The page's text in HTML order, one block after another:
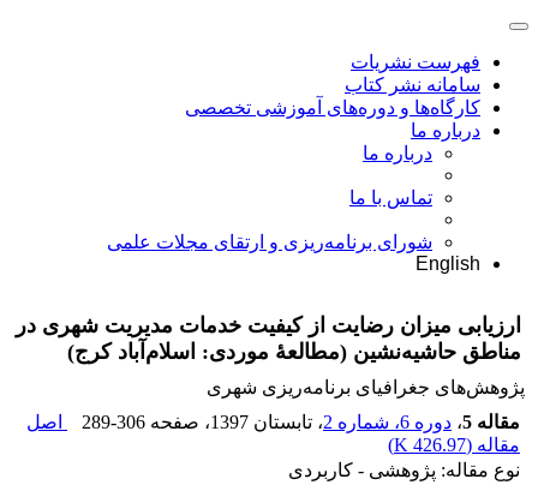
فهرست نشریات
سامانه نشر کتاب
کارگاه‌ها و دوره‌های آموزشی تخصصی
درباره ما
درباره ما
تماس با ما
شورای برنامه‌ریزی و ارتقای مجلات علمی
English
ارزیابی میزان رضایت از کیفیت خدمات مدیریت شهری در
مناطق حاشیه‌نشین (مطالعۀ موردی: اسلام‌آباد کرج)
پژوهش‌های جغرافیای برنامه‌ریزی شهری
مقاله 5
، دوره 6، شماره 2 ، تابستان 1397 ، صفحه 289-306
اصل
مقاله (426.97 K
)
نوع مقاله: پژوهشی - کاربردی